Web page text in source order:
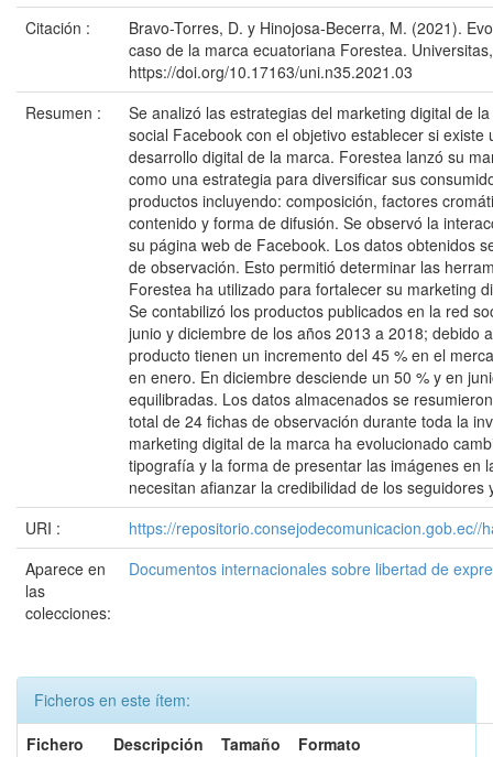
Citación :
Bravo-Torres, D. y Hinojosa-Becerra, M. (2021).
caso de la marca ecuatoriana Forestea.
https://doi.org/10.17163/uni.n35.2021.03
Resumen :
Se analizó las estrategias del marketing digital de
social Facebook con el objetivo establecer si existe
desarrollo digital de la marca. Forestea lanzó su
como una estrategia para diversificar sus
productos incluyendo: composición, factores
contenido y forma de difusión. Se observó la
su página web de Facebook. Los datos obtenidos
de observación. Esto permitió determinar las
Forestea ha utilizado para fortalecer su marketing
Se contabilizó los productos publicados en la red
junio y diciembre de los años 2013 a 2018; debido
producto tienen un incremento del 45 % en el
en enero. En diciembre desciende un 50 % y en
equilibradas. Los datos almacenados se
total de 24 fichas de observación durante toda la
marketing digital de la marca ha evolucionado
tipografía y la forma de presentar las imágenes en
necesitan afianzar la credibilidad de los seguidores
URI :
https://repositorio.consejodecomunicacion.gob.ec//
Aparece en
las
colecciones:
Documentos internacionales sobre libertad de
Ficheros en este ítem:
Fichero
Descripción Tamaño
Formato